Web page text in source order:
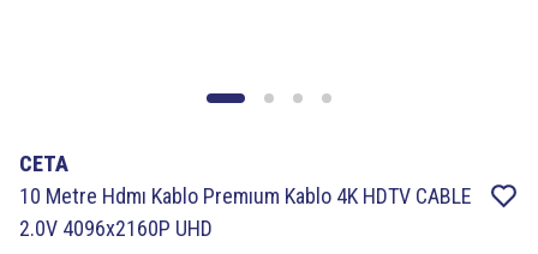
CETA
10 Metre Hdmı Kablo Premıum Kablo 4K HDTV CABLE
2.0V 4096x2160P UHD